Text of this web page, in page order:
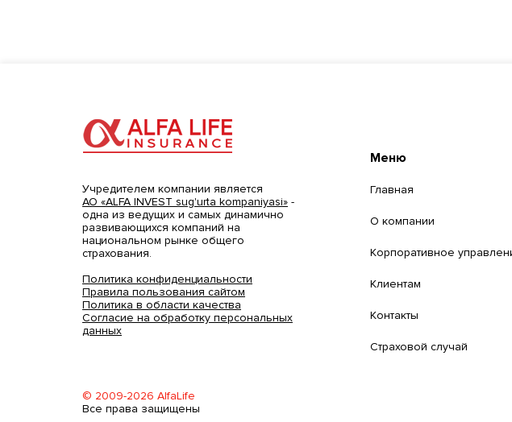
Учредителем компании является
АО «ALFA INVEST sug'urta kompaniyasi» -
одна из ведущих и самых динамично
развивающихся компаний на
национальном рынке общего
страхования.
Политика конфиденциальности
Правила пользования сайтом
Политика в области качества
Согласие на обработку персональных
данных
© 2009-2026 AlfaLife
Все права защищены
Меню
Главная
О компании
Корпоративное
Клиентам
Контакты
Страховой случай